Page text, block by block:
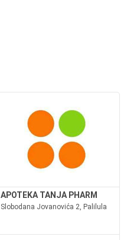
APOTEKA TANJA PHARM
Slobodana Jovanovića 2, Palilula